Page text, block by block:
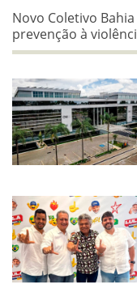
Novo Coletivo
prevenção à